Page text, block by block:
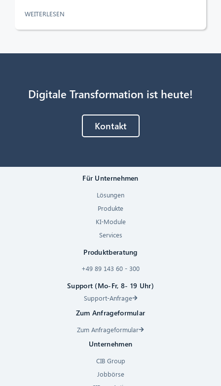
WEITERLESEN
Digitale Transformation ist heute!
Kontakt
Für Unternehmen
Lösungen
Produkte
KI-Module
Services
Produktberatung
+49 89 143 60 - 300
Support (Mo-Fr, 8- 19 Uhr)
Support-Anfrage
Zum Anfrageformular
Zum Anfrageformular
Unternehmen
CIB Group
Jobbörse